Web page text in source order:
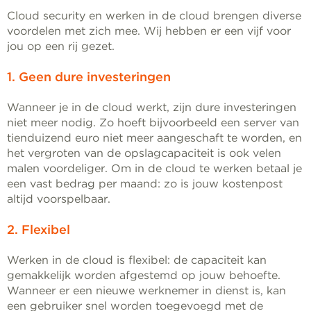
Cloud security en werken in de cloud brengen diverse
voordelen met zich mee. Wij hebben er een vijf voor
jou op een rij gezet.
1. Geen dure investeringen
Wanneer je in de cloud werkt, zijn dure investeringen
niet meer nodig. Zo hoeft bijvoorbeeld een server van
tienduizend euro niet meer aangeschaft te worden, en
het vergroten van de opslagcapaciteit is ook velen
malen voordeliger. Om in de cloud te werken betaal je
een vast bedrag per maand: zo is jouw kostenpost
altijd voorspelbaar.
2. Flexibel
Werken in de cloud is flexibel: de capaciteit kan
gemakkelijk worden afgestemd op jouw behoefte.
Wanneer er een nieuwe werknemer in dienst is, kan
een gebruiker snel worden toegevoegd met de